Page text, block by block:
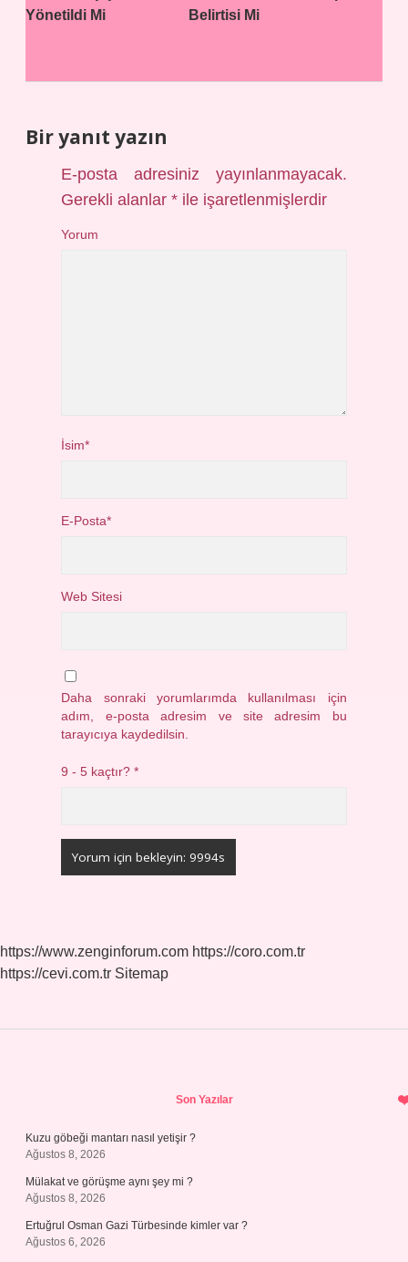
Yönetildi Mi
Belirtisi Mi
Bir yanıt yazın
E-posta adresiniz yayınlanmayacak.
Gerekli alanlar* ile işaretlenmişlerdir
Yorum
İsim*
E-Posta*
Web Sitesi
Daha sonraki yorumlarımda kullanılması için
adım, e-posta adresim ve site adresim bu
tarayıcıya kaydedilsin.
9 - 5 kaçtır?*
https://www.zenginforum.com https://coro.com.tr
https://cevi.com.tr Sitemap
Son Yazılar
Kuzu göbeği mantarı nasıl yetişir ?
Ağustos 8, 2026
Mülakat ve görüşme aynı şey mi ?
Ağustos 8, 2026
Ertuğrul Osman Gazi Türbesinde kimler var ?
Ağustos 6, 2026